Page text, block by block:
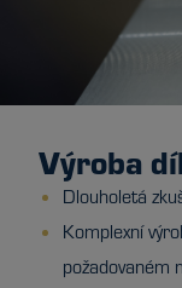
Výroba
Dlouholetá
Komplexní
požadovaném